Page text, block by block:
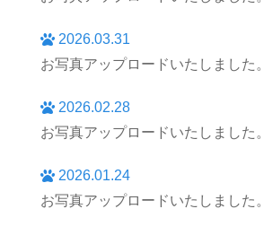
2026.03.31
お写真アップロードいたしました。
2026.02.28
お写真アップロードいたしました。
2026.01.24
お写真アップロードいたしました。